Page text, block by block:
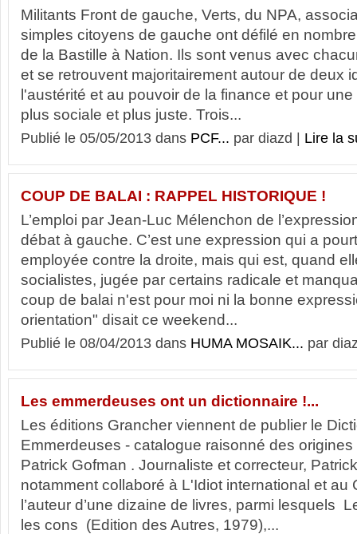
Militants Front de gauche, Verts, du NPA,
simples citoyens de gauche ont défilé en
de la Bastille à Nation. Ils sont venus avec
et se retrouvent majoritairement autour de deux
l'austérité et au pouvoir de la finance et pour
plus sociale et plus juste. Trois...
Publié le 05/05/2013 dans PCF... par diazd | Lire la
COUP DE BALAI : RAPPEL HISTORIQUE !
L’emploi par Jean-Luc Mélenchon de
débat à gauche. C’est une expression qui a
employée contre la droite, mais qui est, quand
socialistes, jugée par certains radicale et
coup de balai n'est pour moi ni la bonne
orientation" disait ce weekend...
Publié le 08/04/2013 dans HUMA MOSAIK... par
Les emmerdeuses ont un dictionnaire !...
Les éditions Grancher viennent de publier le
Emmerdeuses - catalogue raisonné des
Patrick Gofman . Journaliste et correcteur,
notamment collaboré à L'Idiot international et au
l’auteur d’une dizaine de livres, parmi lesquels
les cons (Edition des Autres, 1979),...